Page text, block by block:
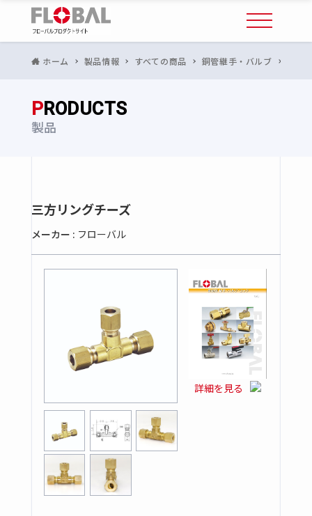
ホーム 製品情報 すべての商品 銅管継手・バルブ
P RODUCTS
製品
三方リングチーズ
メーカー : フローバル
詳細を見る